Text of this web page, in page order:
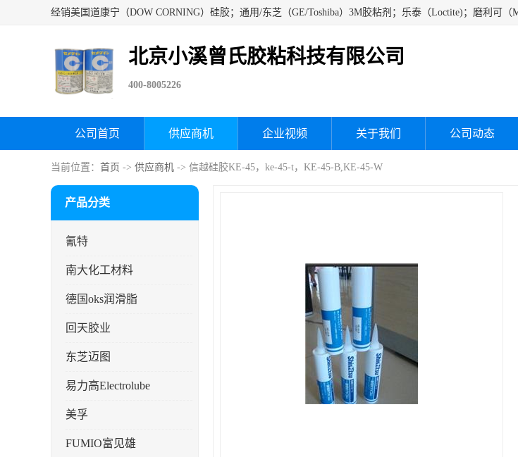
北京小溪曾氏胶粘科技有限公司
400-8005226
公司首页 供应商机 企业视频 关于我们 公司动态
当前位置： 首页 -> 供应商机 -> 信越硅胶KE-45，ke-45-t，KE-45-B,KE-45-W
产品分类
氰特
南大化工材料
德国oks润滑脂
回天胶业
东芝迈图
易力高Electrolube
美孚
FUMIO富见雄